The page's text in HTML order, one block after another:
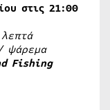
στις 21:00
ψάρεμα
Fishing